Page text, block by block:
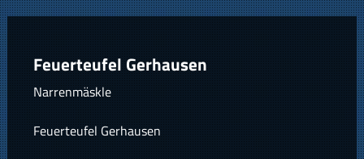
Feuerteufel Gerhausen
Narrenmäskle
Feuerteufel Gerhausen